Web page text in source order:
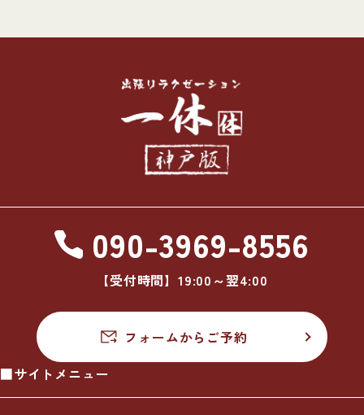
090-3969-8556
【受付時間】19:00～翌4:00
フォームからご予約
■サイトメニュー